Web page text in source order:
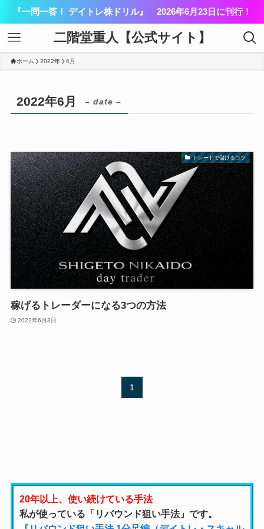
『一問一答！ デイトレ株ドリル』 2026年6月23日に刊行！
二階堂重人【公式サイト】
ホーム 2022年 6月
2022年6月 – date –
トレードで儲けるコツ
稼げるトレーダーになる3つの方法
2022年6月3日
1
20年以上、使い続けている手法
私が使っている「リバウンド狙い手法」です。